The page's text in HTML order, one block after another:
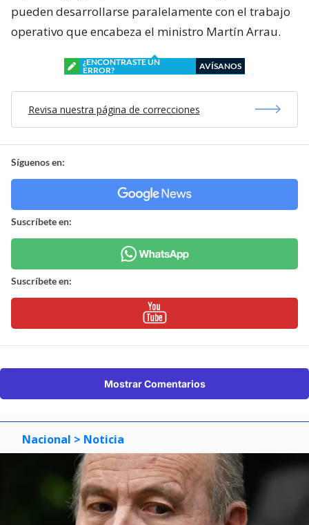
pueden desarrollarse paralelamente con el trabajo
operativo que encabeza el ministro Martín Arrau.
¿ENCONTRASTE UN
ERROR?
AVÍSANOS
Revisa nuestra página de correcciones
Síguenos en:
Suscríbete en:
Suscríbete en:
Mostrar Comentarios
Nacional > Noticia